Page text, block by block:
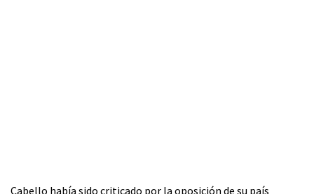
Cabello había sido criticado por la oposición de su país